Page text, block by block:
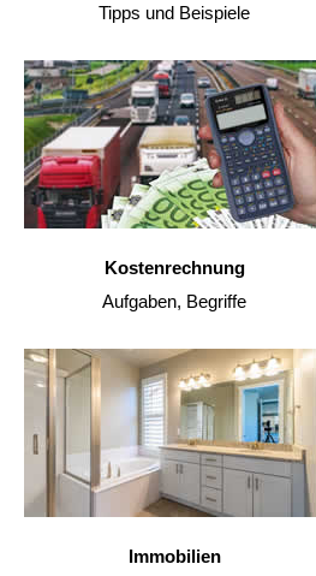
Tipps und Beispiele
Kostenrechnung
Aufgaben, Begriffe
Immobilien